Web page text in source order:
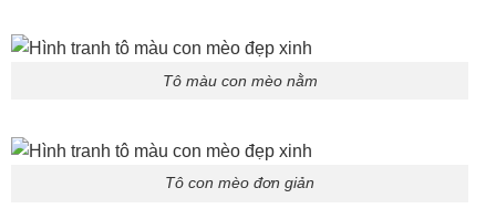
Tô màu con mèo nằm
Tô con mèo đơn giản